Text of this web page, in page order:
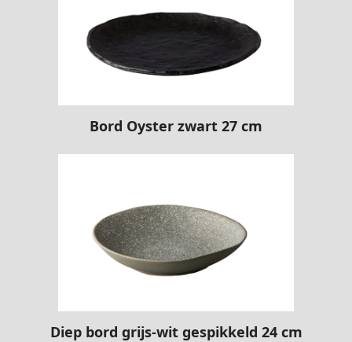
Bord Oyster zwart 27 cm
Diep bord grijs-wit gespikkeld 24 cm